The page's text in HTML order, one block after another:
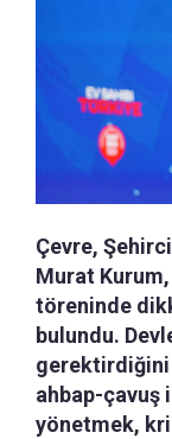
Çevre,
Murat
töreninde
bulundu.
gerektirdiğini
ahbap-çavuş
yönetmek,